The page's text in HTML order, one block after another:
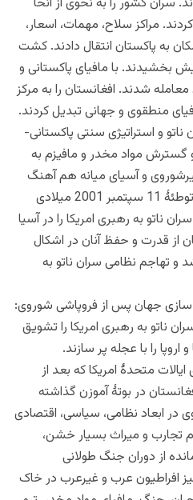
مراکز سلاح، مهمات، اسعار،
به پاکستان انتقال دادند. کشت
بخشیدند. با مافیای پاکستانی و
شدند. افغانستان را به مرکز
منطقوی و جهانی تبدیل کردند.
ناتو و استراتیژی سنتی پاکستانی-
گسترش مواد مخدر و مافیزم به
و آسیای میانه هم آهنگ
گردیدند؛ اما طرح مرموز تیوری توطئۀ 11 سپتمبر 2001 میلادی
ناتو به رهبری امریکا را در آسیا
از قدرت و حفظ آنان در اشکال
و تهاجم نظامی سران ناتو به
جهان پس از فروپاشی شوروی:
ناتو به رهبری امریکا را تشویق
را با عجله پر سازند.
متحدۀ امریکا که بعد از
در بوتۀ آموزن گذاشته
در ابعاد نظامی، سیاسی، اقتصادی
تجارب و میراث بسیار خشن،
از دوران جنگ طولانی
افراطیون عرب و غیرعرب در خاک